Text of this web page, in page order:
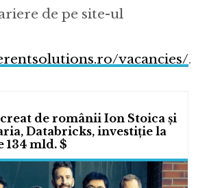
de pe site-ul
vacancies/.
de românii Ion Stoica și
Databricks, investiție la
134 mld. $